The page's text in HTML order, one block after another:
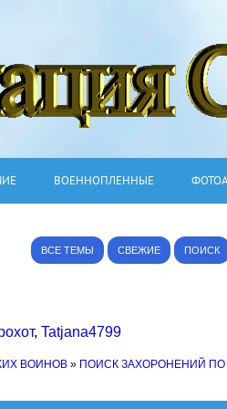
ВОЕННОПЛЕННЫЕ
ВСЕ ТЕМЫ СВЕЖИЕ ПОИСК
, Tatjana4799
ВОИНОВ » ПОИСК ЗАХОРОНЕНИЙ